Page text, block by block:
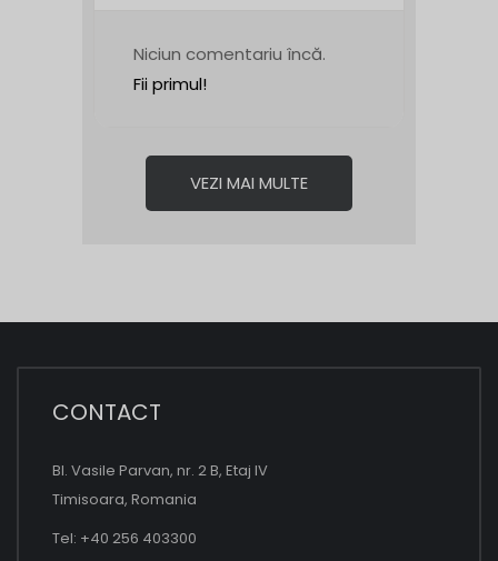
Niciun comentariu încă.
Fii primul!
VEZI MAI MULTE
CONTACT
Bl. Vasile Parvan, nr. 2 B, Etaj IV
Timisoara, Romania
Tel: +40 256 403300